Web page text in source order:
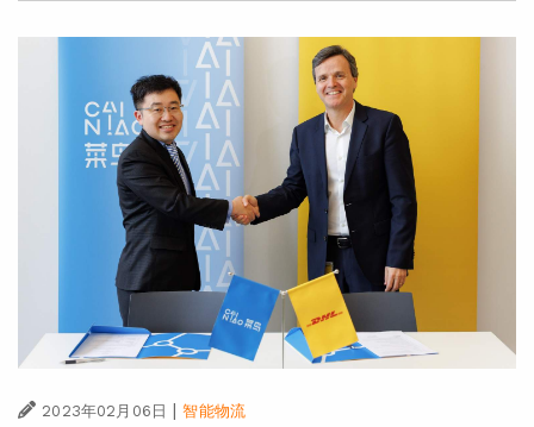
2023年02月06日 | 智能物流